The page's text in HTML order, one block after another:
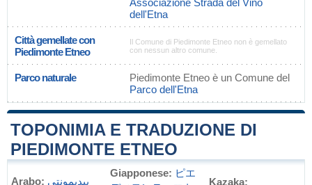
Associazione Strada del Vino
dell'Etna
Città gemellate con
Piedimonte Etneo
Il Comune di Piedimonte Etneo non è gemellato
con nessun altro comune.
Parco naturale
Piedimonte Etneo è un Comune del
Parco dell'Etna
TOPONIMIA E TRADUZIONE DI
PIEDIMONTE ETNEO
Arabo: بيديمونتي
Giapponese: ピエ
Kazaka: